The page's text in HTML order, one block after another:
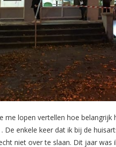
me lopen vertellen hoe
De enkele keer dat ik bij de
niet over te slaan. Dit jaar